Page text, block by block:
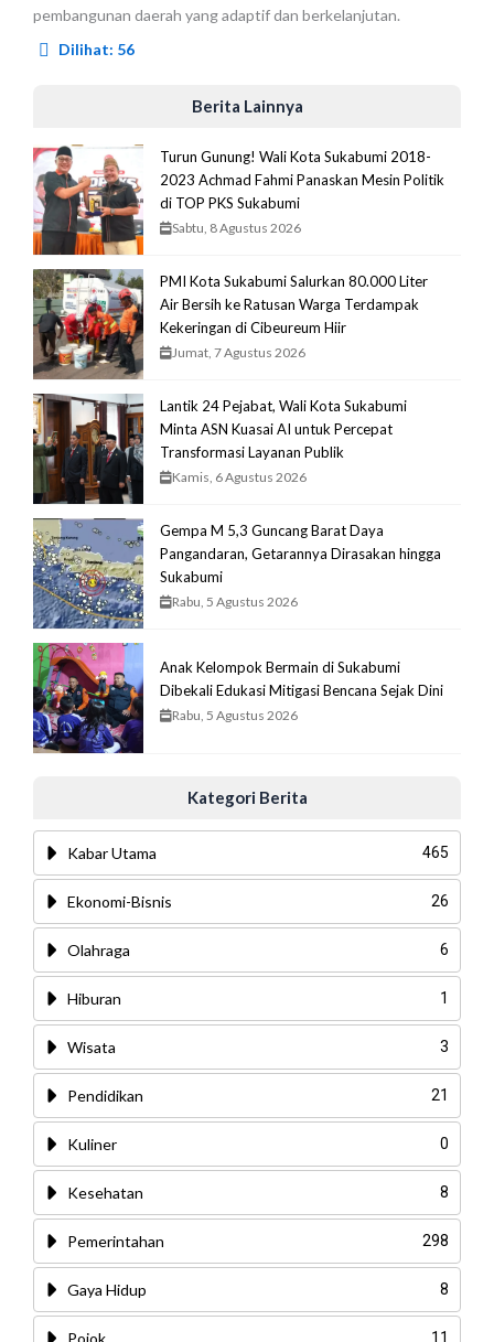
pembangunan daerah yang adaptif dan berkelanjutan.
Dilihat: 56
Berita Lainnya
Turun Gunung! Wali Kota Sukabumi 2018-
2023 Achmad Fahmi Panaskan Mesin Politik
di TOP PKS Sukabumi
Sabtu, 8 Agustus 2026
PMI Kota Sukabumi Salurkan 80.000 Liter
Air Bersih ke Ratusan Warga Terdampak
Kekeringan di Cibeureum Hiir
Jumat, 7 Agustus 2026
Lantik 24 Pejabat, Wali Kota Sukabumi
Minta ASN Kuasai AI untuk Percepat
Transformasi Layanan Publik
Kamis, 6 Agustus 2026
Gempa M 5,3 Guncang Barat Daya
Pangandaran, Getarannya Dirasakan hingga
Sukabumi
Rabu, 5 Agustus 2026
Anak Kelompok Bermain di Sukabumi
Dibekali Edukasi Mitigasi Bencana Sejak Dini
Rabu, 5 Agustus 2026
Kategori Berita
Kabar Utama 465
Ekonomi-Bisnis 26
Olahraga 6
Hiburan 1
Wisata 3
Pendidikan 21
Kuliner 0
Kesehatan 8
Pemerintahan 298
Gaya Hidup 8
Pojok 11